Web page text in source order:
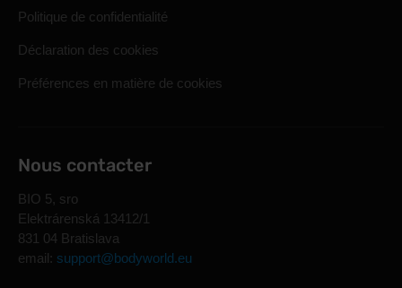
Politique de confidentialité
Déclaration des cookies
Préférences en matière de cookies
Nous contacter
BIO 5, sro
Elektrárenská 13412/1
831 04 Bratislava
email: support@bodyworld.eu